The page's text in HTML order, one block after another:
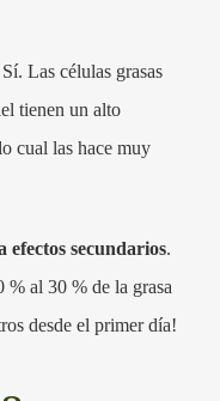
Las células grasas
tienen un alto
cual las hace muy
efectos secundarios.
% al 30 % de la grasa
desde el primer día!